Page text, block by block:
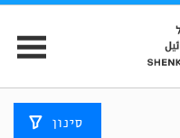
סינון